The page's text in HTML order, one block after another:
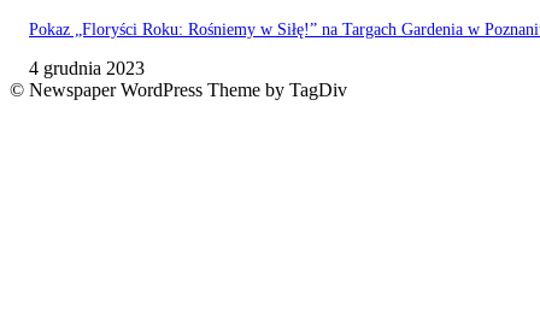
Pokaz „Floryści Roku: Rośniemy w Siłę!” na Targach Gardenia w
4 grudnia 2023
© Newspaper WordPress Theme by TagDiv